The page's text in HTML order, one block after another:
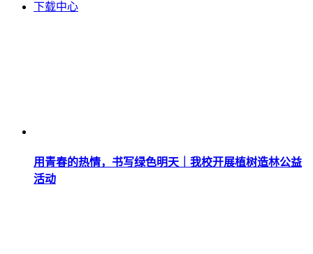
下载中心
用青春的热情，书写绿色明天｜我校开展植树造林公益
活动